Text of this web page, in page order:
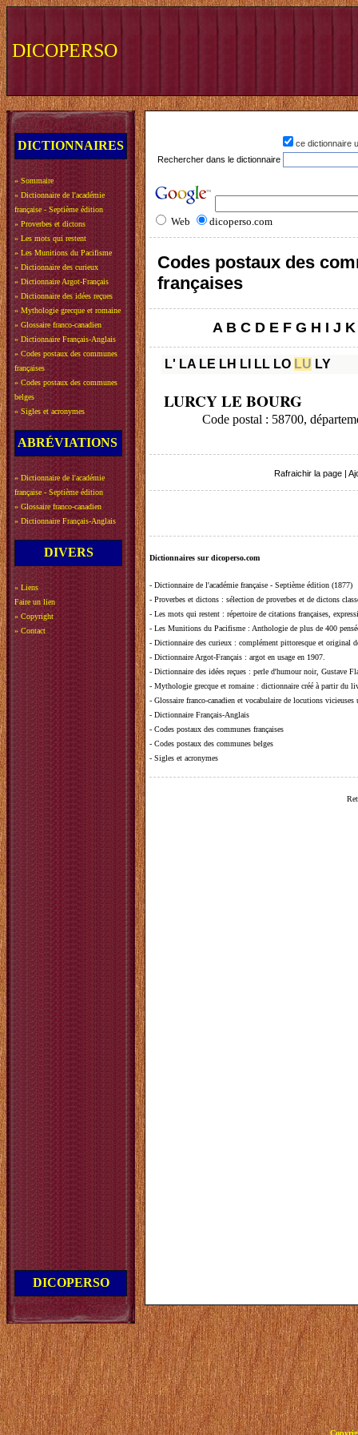
DICOPERSO
DICTIONNAIRES
» Sommaire
» Dictionnaire de l'académie
française - Septième édition
» Proverbes et dictons
» Les mots qui restent
» Les Munitions du Pacifisme
» Dictionnaire des curieux
» Dictionnaire Argot-Français
» Dictionnaire des idées reçues
» Mythologie grecque et romaine
» Glossaire franco-canadien
» Dictionnaire Français-Anglais
» Codes postaux des communes
françaises
» Codes postaux des communes
belges
» Sigles et acronymes
ABRÉVIATIONS
» Dictionnaire de l'académie
française - Septième édition
» Glossaire franco-canadien
» Dictionnaire Français-Anglais
DIVERS
» Liens
Faire un lien
» Copyright
» Contact
DICOPERSO
ce dictionnaire
Rechercher dans le dictionnaire
Web dicoperso.com
Codes postaux des
françaises
A B C D E F G H I J K
L' LA LE LH LI LL LO LU LY
LURCY LE BOURG
Code postal : 58700,
Rafraichir la page
Dictionnaires sur dicoperso.com
- Dictionnaire de l'académie française - Septième édition (1877)
- Proverbes et dictons : sélection de proverbes et de dictons
- Les mots qui restent : répertoire de citations françaises,
- Les Munitions du Pacifisme : Anthologie de plus de 400
- Dictionnaire des curieux : complément pittoresque et original
- Dictionnaire Argot-Français : argot en usage en 1907.
- Dictionnaire des idées reçues : perle d'humour noir, Gustave
- Mythologie grecque et romaine : dictionnaire créé à partir du
- Glossaire franco-canadien et vocabulaire de locutions vicieuses
- Dictionnaire Français-Anglais
- Codes postaux des communes françaises
- Codes postaux des communes belges
- Sigles et acronymes